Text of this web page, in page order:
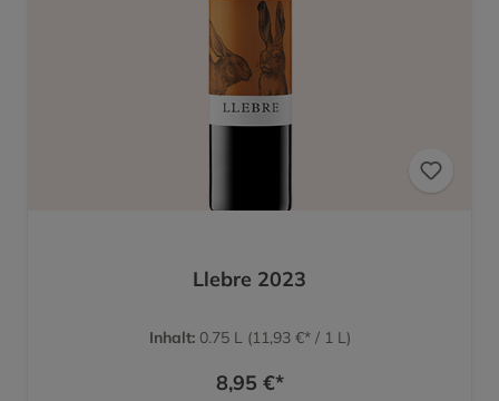
Llebre 2023
Inhalt: 0.75 L (11,93 €* / 1 L)
8,95 €*